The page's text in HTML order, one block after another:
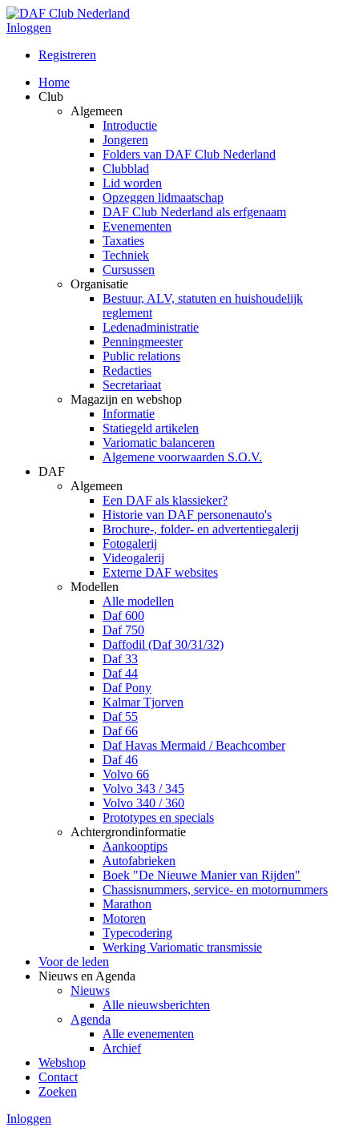
Inloggen
Registreren
Home
Club
Algemeen
Introductie
Jongeren
Folders van DAF Club Nederland
Clubblad
Lid worden
Opzeggen lidmaatschap
DAF Club Nederland als erfgenaam
Evenementen
Taxaties
Techniek
Cursussen
Organisatie
Bestuur, ALV, statuten en huishoudelijk
reglement
Ledenadministratie
Penningmeester
Public relations
Redacties
Secretariaat
Magazijn en webshop
Informatie
Statiegeld artikelen
Variomatic balanceren
Algemene voorwaarden S.O.V.
DAF
Algemeen
Een DAF als klassieker?
Historie van DAF personenauto's
Brochure-, folder- en advertentiegalerij
Fotogalerij
Videogalerij
Externe DAF websites
Modellen
Alle modellen
Daf 600
Daf 750
Daffodil (Daf 30/31/32)
Daf 33
Daf 44
Daf Pony
Kalmar Tjorven
Daf 55
Daf 66
Daf Havas Mermaid / Beachcomber
Daf 46
Volvo 66
Volvo 343 / 345
Volvo 340 / 360
Prototypes en specials
Achtergrondinformatie
Aankooptips
Autofabrieken
Boek "De Nieuwe Manier van Rijden"
Chassisnummers, service- en motornummers
Marathon
Motoren
Typecodering
Werking Variomatic transmissie
Voor de leden
Nieuws en Agenda
Nieuws
Alle nieuwsberichten
Agenda
Alle evenementen
Archief
Webshop
Contact
Zoeken
Inloggen